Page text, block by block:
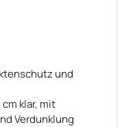
und
klar, mit
Verdunklung